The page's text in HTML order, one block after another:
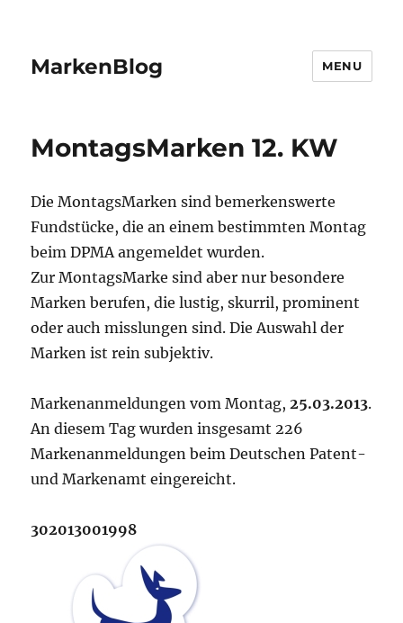
MarkenBlog MENU
MontagsMarken 12. KW
Die MontagsMarken sind bemerkenswerte
Fundstücke, die an einem bestimmten Montag
beim DPMA angemeldet wurden.
Zur MontagsMarke sind aber nur besondere
Marken berufen, die lustig, skurril, prominent
oder auch misslungen sind. Die Auswahl der
Marken ist rein subjektiv.
Markenanmeldungen vom Montag,25.03.2013.
An diesem Tag wurden insgesamt 226
Markenanmeldungen beim Deutschen Patent-
und Markenamt eingereicht.
302013001998